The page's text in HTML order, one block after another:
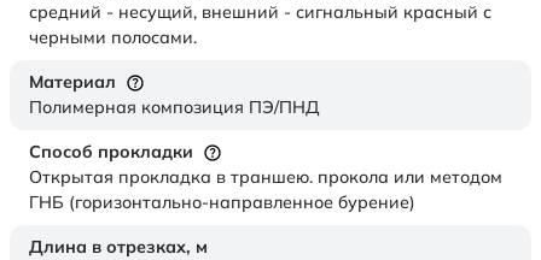
средний - несущий, внешний - сигнальный красный с
черными полосами.
Материал
Полимерная композиция ПЭ/ПНД
Способ прокладки
Открытая прокладка в траншею. прокола или методом
ГНБ (горизонтально-направленное бурение)
Длина в отрезках, м